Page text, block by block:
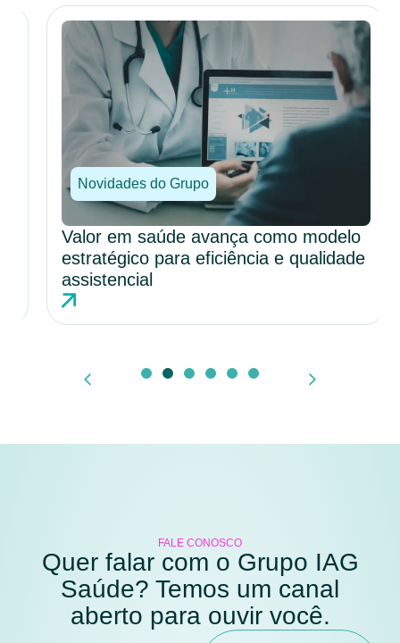
Novidades do Grupo
Valor em saúde avança como modelo
estratégico para eficiência e qualidade
assistencial
FALE CONOSCO
Quer falar com o Grupo IAG
Saúde? Temos um canal
aberto para ouvir você.